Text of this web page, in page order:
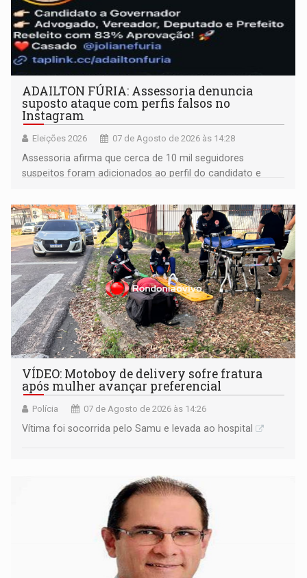
ADAILTON FÚRIA: Assessoria denuncia
suposto ataque com perfis falsos no
Instagram
Eleições 2026 07 de Agosto de 2026 às 14:28
Assessoria afirma que cerca de 10 mil seguidores
suspeitos foram adicionados ao perfil do candidato e
remover as contas
VÍDEO: Motoboy de delivery sofre fratura
após mulher avançar preferencial
Polícia 07 de Agosto de 2026 às 14:26
Vítima foi socorrida pelo Samu e levada ao hospital